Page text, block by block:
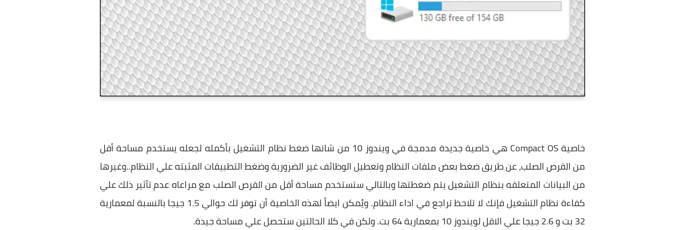
خاصية Compact OS هي خاصية جديدة مدمجة في ويندوز 10 من شانها ضغط نظام التشغيل بأكمله لجعله يستخدم مساحة أقل
من القرص الصلب، عن طريق ضغط بعض ملفات النظام وتعطيل الوظائف غير الضرورية وضغط التطبيقات المثبته علي النظام..وغيرها
من البيانات المتعلقه بنظام التشغيل يتم ضغطتها وبالتالي ستستخدم مساحة أقل من القرص الصلب مع مراعاه عدم تآثير ذلك علي
كفاءة نظام التشغيل فإنك لا تلاحظ تراجع في اداء النظام. ويُمكن ايضاً لهذه الخاصية أن توفر لك حوالي 1.5 جيجا بالنسبة لمعمارية
32 بت و 2.6 جيجا علي الاقل لويندوز 10 بمعمارية 64 بت. ولكن في كلا الحالتين ستحصل علي مساحة جيدة.